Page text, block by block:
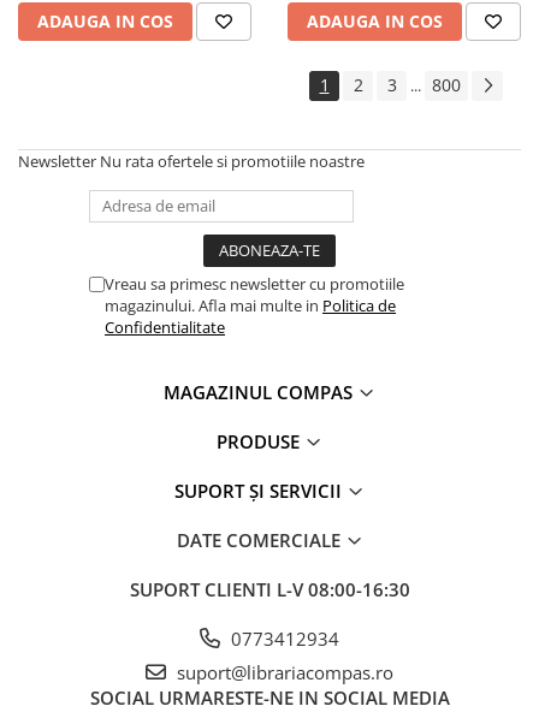
Bibliografie didactică
Dicționare și gramatici
Romane și literatură
Clasici români și universali
Thriller și mister
Young adult
Dezvoltare personală și non-
Psihologie și dezvoltare personală
Parenting și educație
Sănătate și stil de viață
ADAUGA IN COS ADAUGA IN COS
1 2 3 ... 800
Newsletter Nu rata ofertele si promotiile noastre
Vreau sa primesc newsletter cu promotiile
magazinului. Afla mai multe in Politica de
Confidentialitate
MAGAZINUL COMPAS
PRODUSE
SUPORT ȘI SERVICII
DATE COMERCIALE
SUPORT CLIENTI L-V 08:00-16:30
0773412934
suport@librariacompas.ro
SOCIAL URMARESTE-NE IN SOCIAL MEDIA